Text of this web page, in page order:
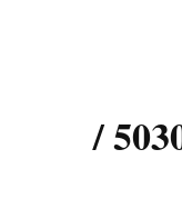
المنصورية / 50301080 /